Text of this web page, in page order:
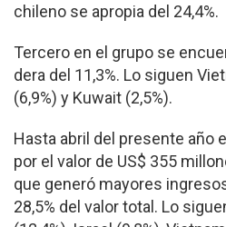
chileno se apropia del 24,4%.
Tercero en el grupo se
dera del 11,3%. Lo siguen
(6,9%) y Kuwait (2,5%).
Hasta abril del presente año
por el valor de US$ 355
que generó mayores
28,5% del valor total. Lo